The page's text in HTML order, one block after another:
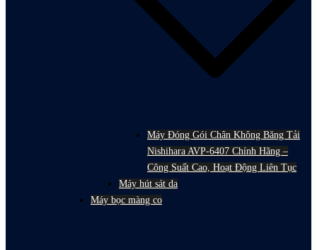
Máy Đóng Gói Chân Không Băng Tải
Nishihara AVP-6407 Chính Hãng –
Công Suất Cao, Hoạt Động Liên Tục
Máy hút sát da
Máy bọc màng co